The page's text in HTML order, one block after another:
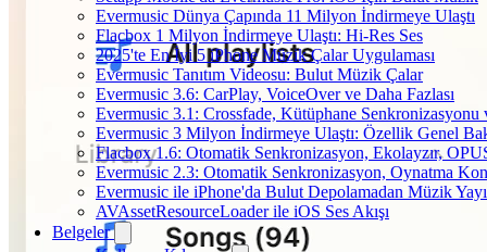
Evermusic Dünya Çapında 11 Milyon İndirmeye Ulaştı
Flacbox 1 Milyon İndirmeye Ulaştı: Hi-Res Ses
2025'te En İyi 5 iPhone Müzik Çalar Uygulaması
Evermusic Tanıtım Videosu: Bulut Müzik Çalar
Evermusic 3.6: CarPlay, VoiceOver ve Daha Fazlası
Evermusic 3.1: Crossfade, Kütüphane Senkronizasyonu
Evermusic 3 Milyon İndirmeye Ulaştı: Özellik Genel
Flacbox 1.6: Otomatik Senkronizasyon, Ekolayzır,
Evermusic 2.3: Otomatik Senkronizasyon, Oynatma
Evermusic ile iPhone'da Bulut Depolamadan Müzik
AVAssetResourceLoader ile iOS Ses Akışı
Belgeler